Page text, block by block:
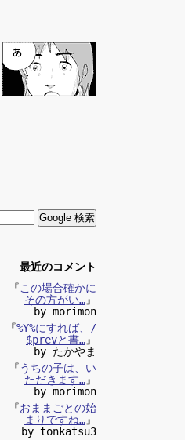
最近のコメント
『この場合確かに
その方がい…』
by morimon
『%Y%にすれば、/
$prevと書…』
by たかやま
『うちの子は、い
ただきます…』
by morimon
『おままごとの始
まりですね…』
by tonkatsu3